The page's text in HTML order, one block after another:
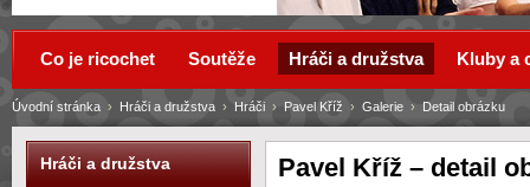
Pavel Kříž – detail
Úvodní stránka › Hráči a družstva › Hráči › Pavel Kříž › Galerie › Detail obrázku
Co je ricochet Soutěže Hráči a družstva Kluby a
Hráči a družstva